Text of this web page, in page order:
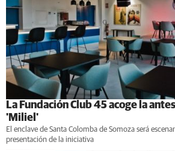
La Fundación Club 45 acoge la
'Miliel'
El enclave de Santa Colomba de Somoza será
presentación de la iniciativa